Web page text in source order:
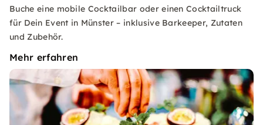
Buche eine mobile Cocktailbar oder einen Cocktailtruck
für Dein Event in Münster – inklusive Barkeeper, Zutaten
und Zubehör.
Mehr erfahren